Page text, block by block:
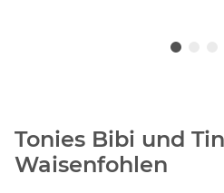
Tonies Bibi und
Waisenfohlen